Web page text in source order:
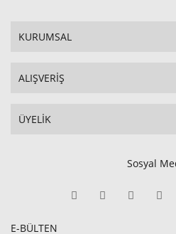
KURUMSAL
ALIŞVERİŞ
ÜYELİK
Sosyal
E-BÜLTEN